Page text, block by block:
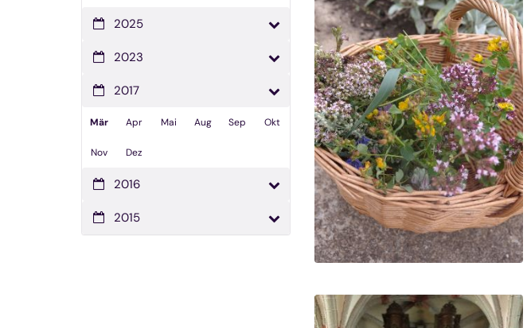
2025
2023
2017
Mär Apr Mai Aug Sep Okt
Nov Dez
2016
2015